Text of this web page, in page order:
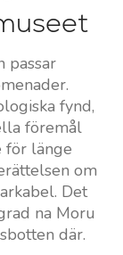
passar
fynd,
föremål
för länge
om
Det
na Moru
där.